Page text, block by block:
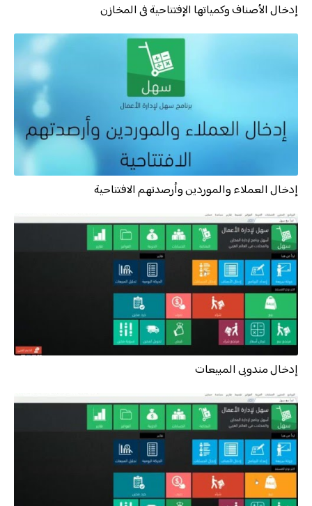
إدخال الأصناف وكمياتها الإفتتاحية فى المخازن
إدخال العملاء والموردين وأرصدتهم الافتتاحية
إدخال مندوبى المبيعات